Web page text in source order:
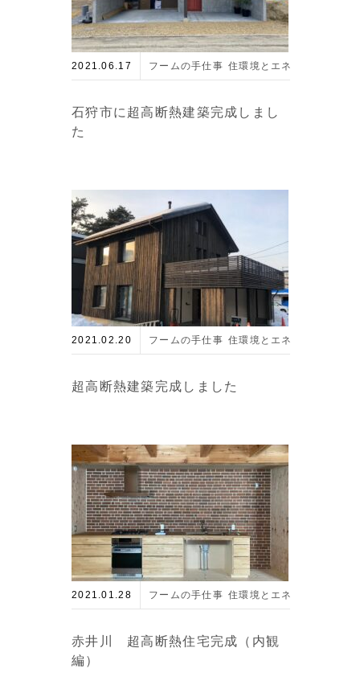
2021.06.17 フームの手仕事 住環境とエネルギー
石狩市に超高断熱建築完成しまし
た
2021.02.20 フームの手仕事 住環境とエネルギー
超高断熱建築完成しました
2021.01.28 フームの手仕事 住環境とエネルギー
赤井川 超高断熱住宅完成（内観
編）